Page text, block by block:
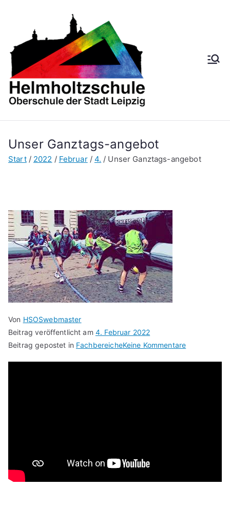
springen
ule
Unser Ganztags-angebot
Start 2022 Februar 4. Unser Ganztags-angebot
Von HSOSwebmaster
Beitrag veröffentlicht am 4. Februar 2022
Beitrag gepostet in FachbereicheKeine Kommentarezu